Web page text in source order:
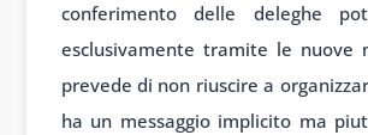
conferimento delle deleghe
esclusivamente tramite le nuove
prevede di non riuscire a
ha un messaggio implicito ma